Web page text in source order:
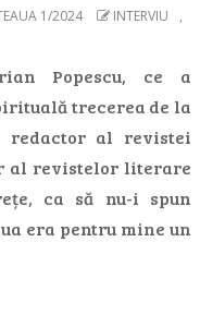
1/2024 INTERVIU
,
Popescu, ce a
trecerea de la
al revistei
al revistelor literare
ca să nu-i spun
era pentru mine un